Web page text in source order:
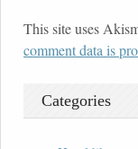
This site uses
comment data is
Categories